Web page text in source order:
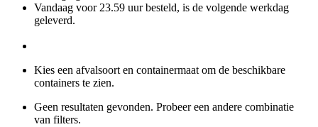
Vandaag voor 23.59 uur besteld, is de volgende werkdag
geleverd.
Kies een afvalsoort en containermaat om de beschikbare
containers te zien.
Geen resultaten gevonden. Probeer een andere combinatie
van filters.